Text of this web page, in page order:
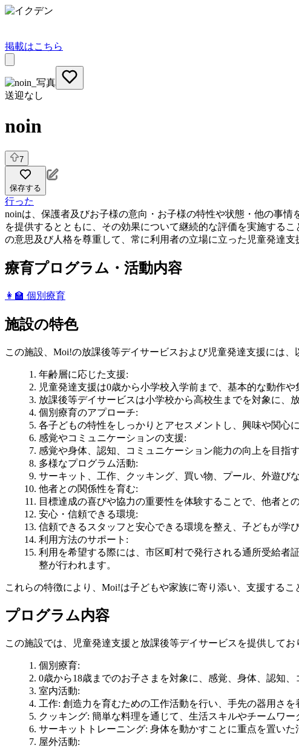
掲載はこちら
送迎なし
noin
7
保存する
行った
noinは、保護者及びお子様の意向・お子様の特性や状態・他の事
を提供するとともに、その効果について継続的な評価を実施する
の意思及び人格を尊重して、常に利用者の立場に立った児童発達支
療育プログラム・活動内容
👩‍🏫 個別療育
施設の特色
この施設、Moi!の放課後等デイサービスおよび児童発達支援には、
年齢層に応じた支援:
児童発達支援は0歳から小学校入学前まで、基本的な動作
放課後等デイサービスは小学校から高校生までを対象に、
個別療育のアプローチ:
各子どもの特性をしっかりとアセスメントし、興味や関心
感覚やコミュニケーションの支援:
感覚や身体、認知、コミュニケーション能力の向上を目指
多様なプログラム活動:
サーキット、工作、クッキング、買い物、プール、外遊び
他者との関係性を育む:
目標達成の喜びや協力の重要性を体験することで、他者と
安心・信頼できる環境:
信頼できるスタッフと安心できる環境を整え、子どもが学
利用方法のサポート :
利用を希望する際には、市区町村で発行される通所受給者
整が行われます。
これらの特徴により、Moi!は子どもや家族に寄り添い、支援する
プログラム内容
この施設では、児童発達支援と放課後等デイサービスを提供して
個別療育:
0歳から18歳までのお子さまを対象に、感覚、身体、認知
室内活動:
工作: 創造力を育むための工作活動を行い、手先の器用さを
クッキング: 簡単な料理を通じて、生活スキルやチームワー
サーキットトレーニング: 身体を動かすことに重点を置いた
屋外活動: